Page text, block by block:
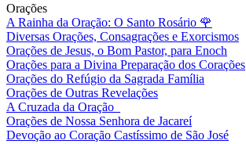
Orações
A Rainha da Oração: O Santo Rosário 🌹
Diversas Orações, Consagrações e Exorcismos
Orações de Jesus, o Bom Pastor, para Enoch
Orações para a Divina Preparação dos Corações
Orações do Refúgio da Sagrada Família
Orações de Outras Revelações
A Cruzada da Oração
Orações de Nossa Senhora de Jacareí
Devoção ao Coração Castíssimo de São José